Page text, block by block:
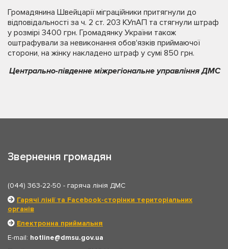
Громадянина Швейцарії міграційники притягнули до
відповідальності за ч. 2 ст. 203 КУпАП та стягнули штраф
у розмірі 3400 грн. Громадянку України також
оштрафували за невиконання обов'язків приймаючої
сторони, на жінку накладено штраф у сумі 850 грн.
Центрально-південне міжрегіональне управління ДМС
Звернення громадян
(044) 363-22-50 - гаряча лінія ДМС
Гарячі лінії та Facebook-сторінки територіальних
органів
Електронна приймальня
E-mail: hotline
dmsu.gov.ua